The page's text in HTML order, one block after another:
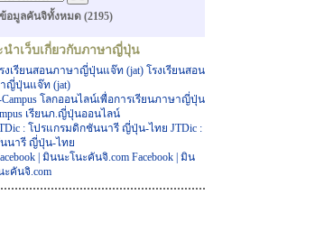
อมูลคันจิทั้งหมด (2195)
นำเว็บเกี่ยวกับภาษาญี่ปุ่น
โรงเรียนสอน
ญี่ปุ่นแจ๊ท (jat)
เรียนภ.ญี่ปุ่นออนไลน์
JTDic :
นารี ญี่ปุ่น-ไทย
Facebook | มิน
ะคันจิ.com